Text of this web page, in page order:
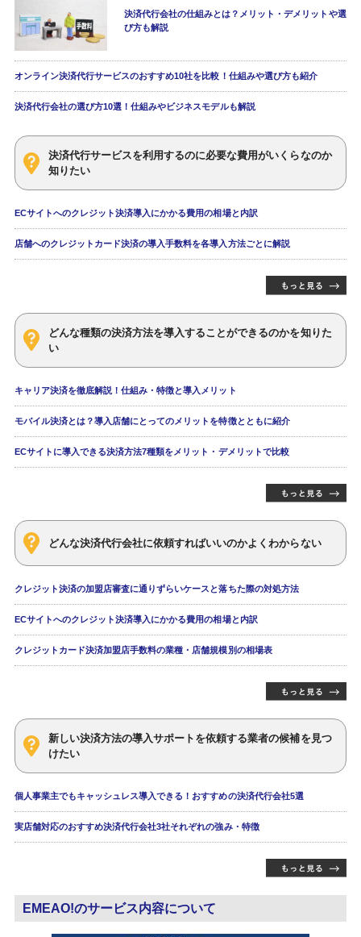
決済代行会社の仕組みとは？メリット・デメリットや選
び方も解説
オンライン決済代行サービスのおすすめ10社を比較！仕組みや選び方も紹介
決済代行会社の選び方10選！仕組みやビジネスモデルも解説
決済代行サービスを利用するのに必要な費用がいくらなのか
知りたい
ECサイトへのクレジット決済導入にかかる費用の相場と内訳
店舗へのクレジットカード決済の導入手数料を各導入方法ごとに解説
どんな種類の決済方法を導入することができるのかを知りた
い
キャリア決済を徹底解説！仕組み・特徴と導入メリット
モバイル決済とは？導入店舗にとってのメリットを特徴とともに紹介
ECサイトに導入できる決済方法7種類をメリット・デメリットで比較
どんな決済代行会社に依頼すればいいのかよくわからない
クレジット決済の加盟店審査に通りずらいケースと落ちた際の対処方法
ECサイトへのクレジット決済導入にかかる費用の相場と内訳
クレジットカード決済加盟店手数料の業種・店舗規模別の相場表
新しい決済方法の導入サポートを依頼する業者の候補を見つ
けたい
個人事業主でもキャッシュレス導入できる！おすすめの決済代行会社5選
実店舗対応のおすすめ決済代行会社3社それぞれの強み・特徴
EMEAO!のサービス内容について